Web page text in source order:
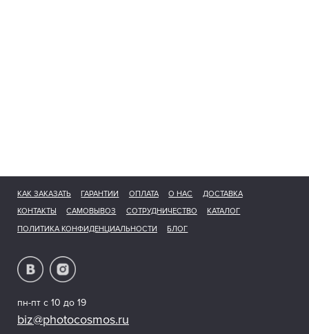
КАК ЗАКАЗАТЬ ГАРАНТИИ ОПЛАТА О НАС
ДОСТАВКА
КОНТАКТЫ
САМОВЫВОЗ СОТРУДНИЧЕСТВО
КАТАЛОГ
ПОЛИТИКА КОНФИДЕНЦИАЛЬНОСТИ
БЛОГ
пн-пт с 10 до 19
biz@photocosmos.ru